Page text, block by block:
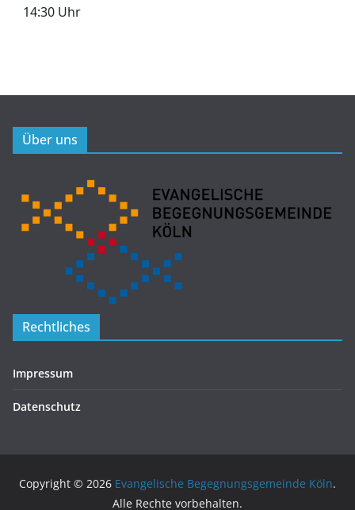
Über uns
Rechtliches
Impressum
Datenschutz
Copyright © 2026 Evangelische Begegnungsgemeinde Köln.
Alle Rechte vorbehalten.